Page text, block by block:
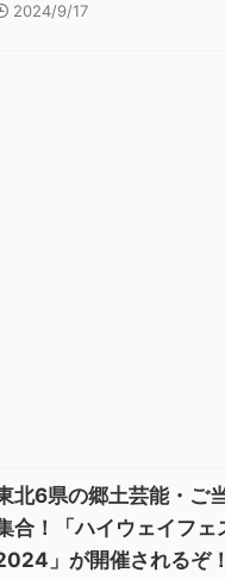
2024/9/17
北6県の郷土芸能・ご
合！「ハイウェイフェ
」が開催されるぞ